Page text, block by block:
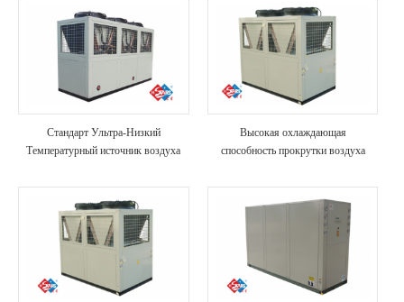
Стандарт Ультра-Низкий
Температурный источник воздуха
Высокая охлаждающая
способность прокрутки воздуха